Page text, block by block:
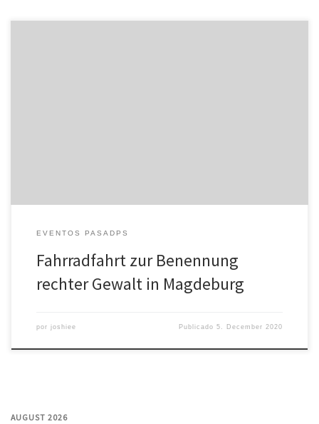
EVENTOS PASADPS
Fahrradfahrt zur Benennung
rechter Gewalt in Magdeburg
por joshiee Publicado5. December 2020
AUGUST 2026